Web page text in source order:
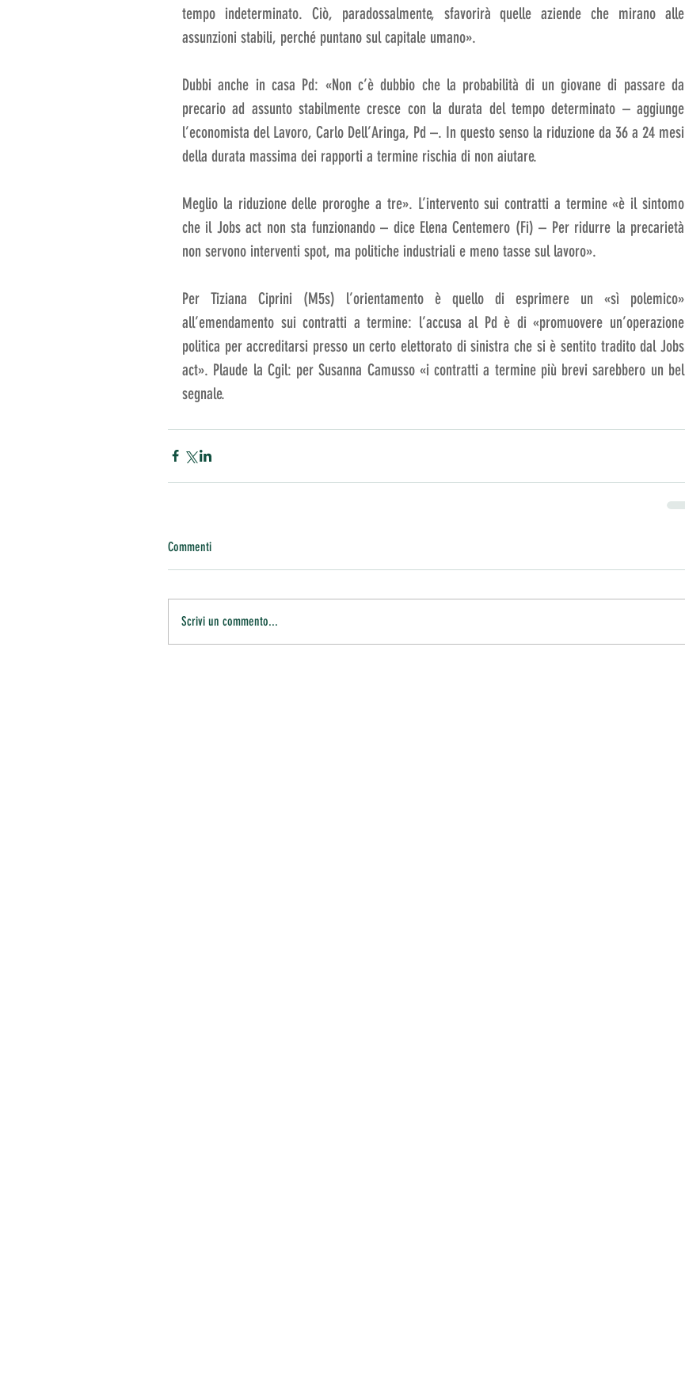
tempo indeterminato. Ciò, paradossalmente, sfavorirà quelle aziende che mirano alle
assunzioni stabili, perché puntano sul capitale umano».
Dubbi anche in casa Pd: «Non c’è dubbio che la probabilità di un giovane di passare da
precario ad assunto stabilmente cresce con la durata del tempo determinato – aggiunge
l’economista del Lavoro, Carlo Dell’Aringa, Pd –. In questo senso la riduzione da 36 a 24 mesi
della durata massima dei rapporti a termine rischia di non aiutare.
Meglio la riduzione delle proroghe a tre». L’intervento sui contratti a termine «è il sintomo
che il Jobs act non sta funzionando – dice Elena Centemero (Fi) – Per ridurre la precarietà
non servono interventi spot, ma politiche industriali e meno tasse sul lavoro».
Per Tiziana Ciprini (M5s) l’orientamento è quello di esprimere un «sì polemico»
all’emendamento sui contratti a termine: l’accusa al Pd è di «promuovere un’operazione
politica per accreditarsi presso un certo elettorato di sinistra che si è sentito tradito dal Jobs
act». Plaude la Cgil: per Susanna Camusso «i contratti a termine più brevi sarebbero un bel
segnale.
Commenti
Scrivi un commento...